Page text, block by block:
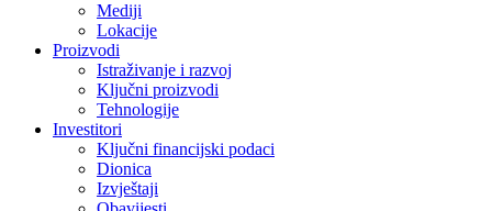
Mediji
Lokacije
Proizvodi
Istraživanje i razvoj
Ključni proizvodi
Tehnologije
Investitori
Ključni financijski podaci
Dionica
Izvještaji